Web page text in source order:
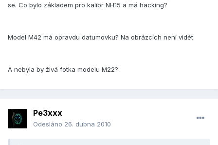
se. Co bylo základem pro kalibr NH15 a má hacking?
Model M42 má opravdu datumovku? Na obrázcích není vidět.
A nebyla by živá fotka modelu M22?
Pe3xxx
Odesláno 26. dubna 2010